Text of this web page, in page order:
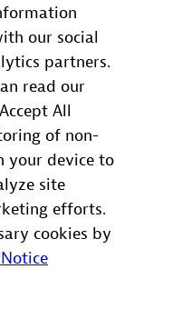
our social
partners.
read our
All
of non-
your device to
site
efforts.
cookies by